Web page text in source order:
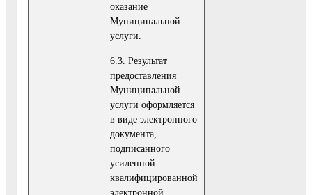
оказание
Муниципальной
услуги.
6.3. Результат
предоставления
Муниципальной
услуги оформляется
в виде электронного
документа,
подписанного
усиленной
квалифицированной
электронной